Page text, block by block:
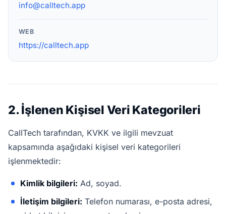
info@calltech.app
WEB
https://calltech.app
2. İşlenen Kişisel Veri Kategorileri
CallTech tarafından, KVKK ve ilgili mevzuat
kapsamında aşağıdaki kişisel veri kategorileri
işlenmektedir:
Kimlik bilgileri: Ad, soyad.
İletişim bilgileri: Telefon numarası, e-posta adresi,